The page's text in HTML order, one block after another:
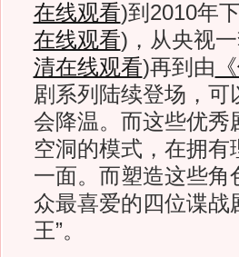
在线观看)到2010年
在线观看) ，从央视
清在线观看)再到由
剧系列陆续登场，
会降温。而这些优秀
空洞的模式，在拥
一面。而塑造这些
众最喜爱的四位谍战
王”。